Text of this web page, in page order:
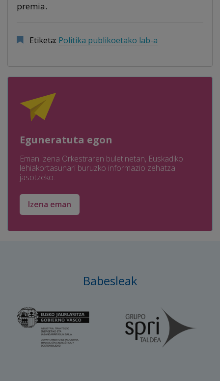
premia.
Etiketa: Politika publikoetako lab-a
Eguneratuta egon
Eman izena Orkestraren buletinetan, Euskadiko
lehiakortasunari buruzko informazio zehatza
jasotzeko.
Izena eman
Babesleak